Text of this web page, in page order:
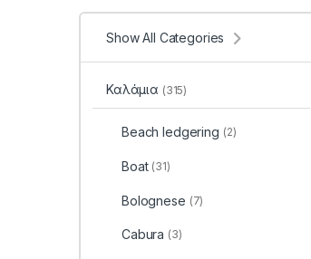
Show All Categories
Καλάμια (315)
Beach ledgering (2)
Boat (31)
Bolognese (7)
Cabura (3)